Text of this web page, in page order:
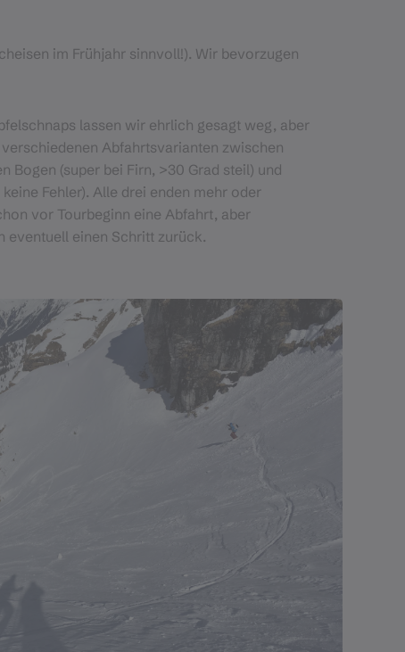
im Frühjahr sinnvoll!). Wir bevorzugen
lassen wir ehrlich gesagt weg, aber
Abfahrtsvarianten zwischen
Bogen (super bei Firn, >30 Grad steil) und
Fehler). Alle drei enden mehr oder
vor Tourbeginn eine Abfahrt, aber
eventuell einen Schritt zurück.